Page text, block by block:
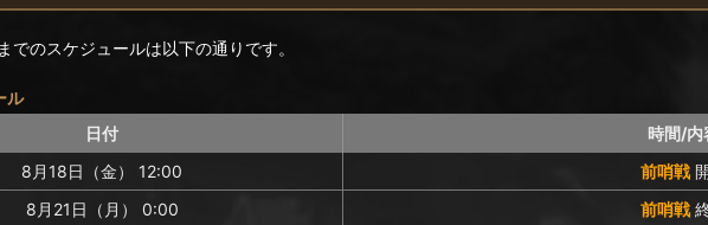
でのスケジュールは以下の通りです。
ル
日付
時間/内
8月18日（金） 12:00
前哨戦
8月21日（月） 0:00
前哨戦